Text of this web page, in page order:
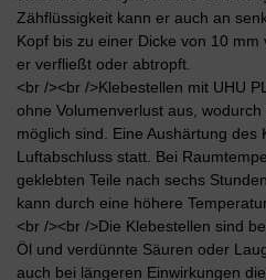
Zähflüssigkeit kann er auch an
Kopf bis zu einer Dicke von 10
er verfließt oder abtropft.
<br /><br />Klebestellen mit UHU
ohne Volumenverlust aus,
möglich sind. Eine Aushärtung des
Luftabschluss statt. Bei
geklebten Teile nach sechs
kann durch eine höhere
<br /><br />Die Klebestellen sind
Öl und verdünnte Säuren oder
auch bei längeren Einwirkungen